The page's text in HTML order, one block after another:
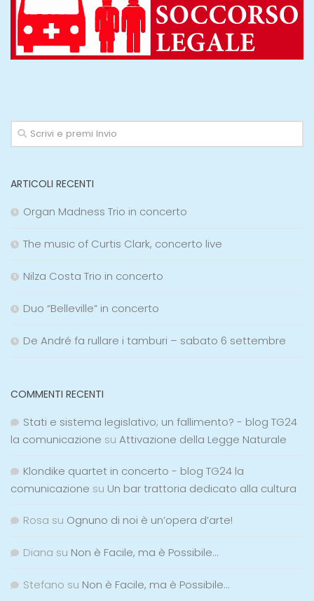
ARTICOLI RECENTI
Organ Madness Trio in concerto
The music of Curtis Clark, concerto live
Nilza Costa Trio in concerto
Duo “Belleville” in concerto
De André fa rullare i tamburi – sabato 6 settembre
COMMENTI RECENTI
Stati e sistema legislativo; un fallimento? - blog TG24
la comunicazione su Attivazione della Legge Naturale
Klondike quartet in concerto - blog TG24 la
comunicazione su Un bar trattoria dedicato alla cultura
Rosa su Ognuno di noi è un’opera d’arte!
Diana su Non è Facile, ma è Possibile…
Stefano su Non è Facile, ma è Possibile…